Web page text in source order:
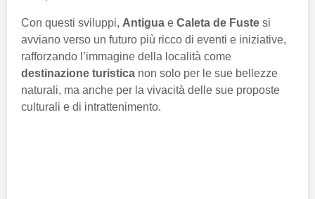
Con questi sviluppi, Antigua e Caleta de Fuste si
avviano verso un futuro più ricco di eventi e iniziative,
rafforzando l’immagine della località come
destinazione turistica non solo per le sue bellezze
naturali, ma anche per la vivacità delle sue proposte
culturali e di intrattenimento.